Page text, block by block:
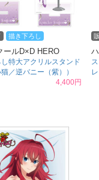
描き下ろし
ールD×D HERO
特大アクリルスタンド
猫／逆バニー（紫））
4,400円